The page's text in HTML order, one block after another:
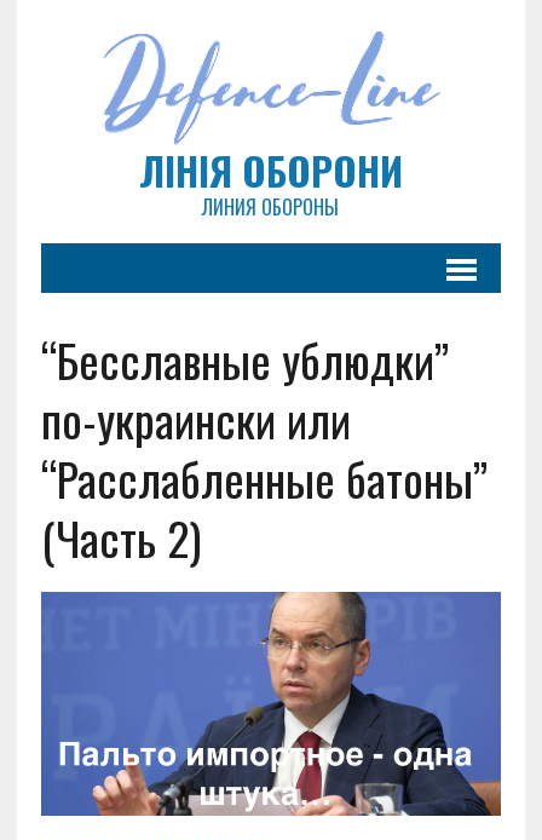
ЛІНІЯ ОБОРОНИ
ЛИНИЯ ОБОРОНЫ
“Бесславные ублюдки”
по-украински или
“Расслабленные батоны”
(Часть 2)